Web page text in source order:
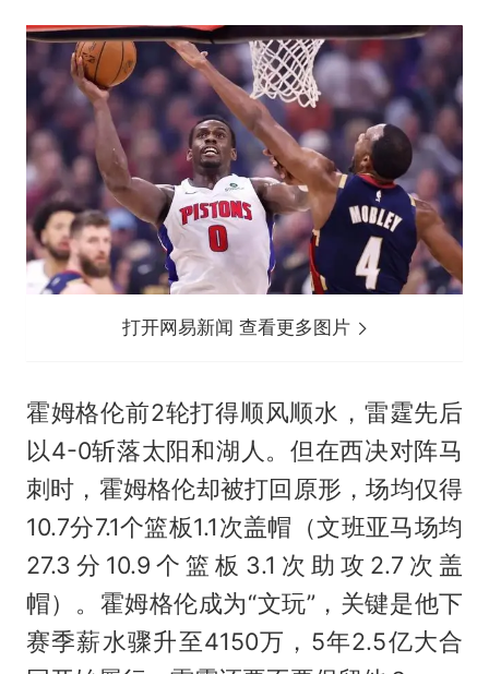
打开网易新闻 查看更多图片
霍姆格伦前2轮打得顺风顺水，雷霆先后
以4-0斩落太阳和湖人。但在西决对阵马
刺时，霍姆格伦却被打回原形，场均仅得
10.7分7.1个篮板1.1次盖帽（文班亚马场均
27.3分10.9个篮板3.1次助攻2.7次盖
帽）。霍姆格伦成为“文玩”，关键是他下
赛季薪水骤升至4150万，5年2.5亿大合